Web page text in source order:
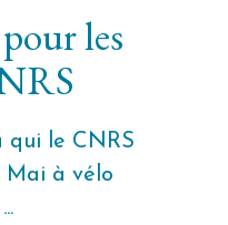
les
qui le CNRS
Mai à vélo